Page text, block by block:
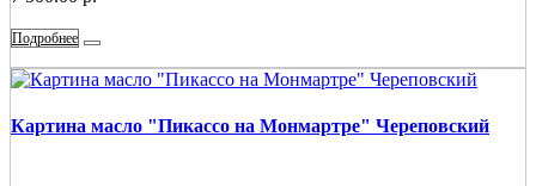
Подробнее
Картина масло "Пикассо на Монмартре" Череповский